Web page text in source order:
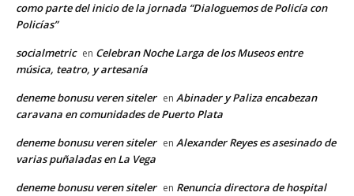
como parte del inicio de la jornada “Dialoguemos de Policía con
Policías”
socialmetric en Celebran Noche Larga de los Museos entre
música, teatro, y artesanía
deneme bonusu veren siteler en Abinader y Paliza encabezan
caravana en comunidades de Puerto Plata
deneme bonusu veren siteler en Alexander Reyes es asesinado de
varias puñaladas en La Vega
deneme bonusu veren siteler en Renuncia directora de hospital